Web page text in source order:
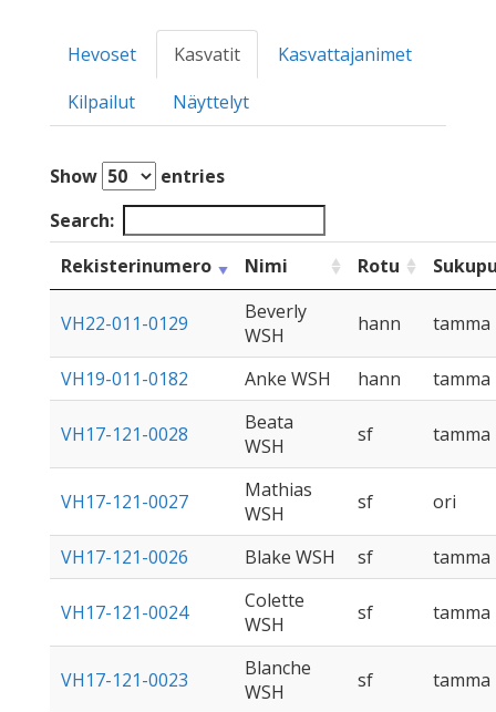
Hevoset Kasvatit
Kasvattajanimet
Kilpailut
Näyttelyt
Show
entries
Search:
Rekisterinumero
Nimi Rotu
VH22-011-0129
Beverly
WSH
hann tamma
VH19-011-0182 Anke WSH hann tamma
VH17-121-0028
Beata
WSH
sf tamma
VH17-121-0027
Mathias
WSH
sf ori
VH17-121-0026 Blake WSH sf tamma
VH17-121-0024
Colette
WSH
sf tamma
VH17-121-0023
Blanche
WSH
sf tamma